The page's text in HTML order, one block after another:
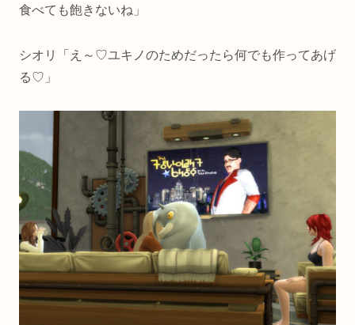
食べても飽きないね」
シオリ「え～♡ユキノのためだったら何でも作ってあげ
る♡」